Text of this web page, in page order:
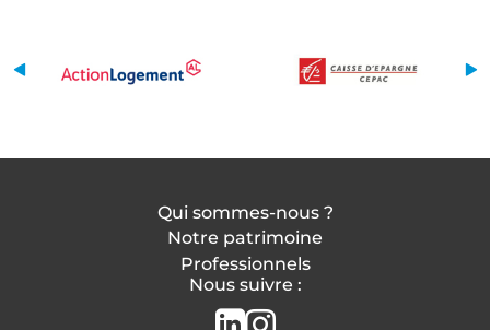
Qui sommes-nous ?
Notre patrimoine
Professionnels
Nous suivre :